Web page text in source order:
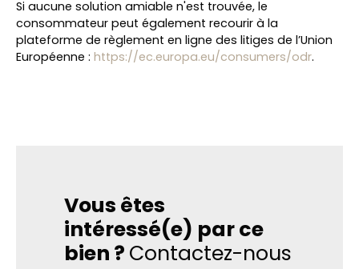
Si aucune solution amiable n'est trouvée, le
consommateur peut également recourir à la
plateforme de règlement en ligne des litiges de l’Union
Européenne : https://ec.europa.eu/consumers/odr.
Vous êtes
intéressé(e) par ce
bien ? Contactez-nous